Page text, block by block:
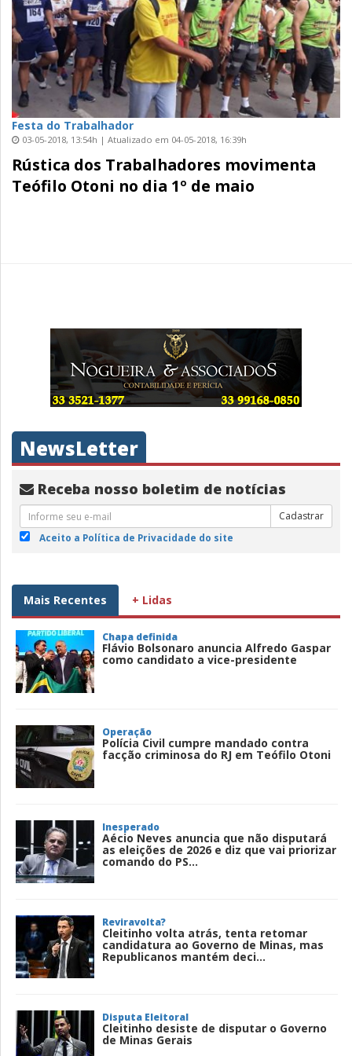
Festa do Trabalhador
03-05-2018, 13:54h | Atualizado em 04-05-2018, 16:39h
Rústica dos Trabalhadores movimenta
Teófilo Otoni no dia 1º de maio
NewsLetter
Receba nosso boletim de notícias
Cadastrar
Aceito a Política de Privacidade do site
Mais Recentes + Lidas
Chapa definida
Flávio Bolsonaro anuncia Alfredo Gaspar
como candidato a vice-presidente
Operação
Polícia Civil cumpre mandado contra
facção criminosa do RJ em Teófilo Otoni
Inesperado
Aécio Neves anuncia que não disputará
as eleições de 2026 e diz que vai priorizar
comando do PS...
Reviravolta?
Cleitinho volta atrás, tenta retomar
candidatura ao Governo de Minas, mas
Republicanos mantém deci...
Disputa Eleitoral
Cleitinho desiste de disputar o Governo
de Minas Gerais